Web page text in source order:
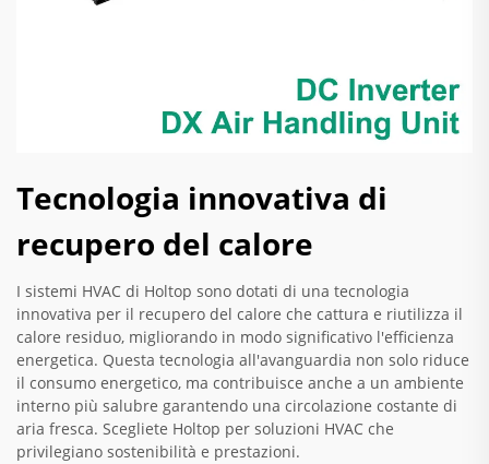
Tecnologia innovativa di
recupero del calore
I sistemi HVAC di Holtop sono dotati di una tecnologia
innovativa per il recupero del calore che cattura e riutilizza il
calore residuo, migliorando in modo significativo l'efficienza
energetica. Questa tecnologia all'avanguardia non solo riduce
il consumo energetico, ma contribuisce anche a un ambiente
interno più salubre garantendo una circolazione costante di
aria fresca. Scegliete Holtop per soluzioni HVAC che
privilegiano sostenibilità e prestazioni.